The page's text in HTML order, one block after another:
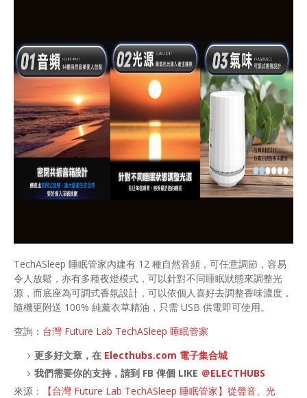
TechASleep 睡眠管家內建有 12 種自然音頻，可任意調節，容易
令人放鬆，亦有多種夜燈模式，可以針對不同睡眠狀態來調整光
源，而底座為可調式香氛設計，可以依個人喜好去調整香味濃度，
隨機更附送 100% 純薰衣草精油，只需 USB 供電即可使用。
查詢： 台灣 Future Lab TechASleep 睡眠管家
更多好文章，在 Electhubs.com 電子集合城
我們需要你的支持，請到 FB 俾個 LIKE ＠ELECTHUBS
來源：
【台灣 Future Lab TechASleep 睡眠管家】從聲音、光